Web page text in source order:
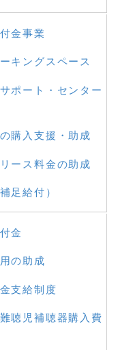
金事業
キングスペース
ポート・センター
購入支援・助成
ース料金の助成
足給付）
金
の助成
支給制度
聴児補聴器購入費